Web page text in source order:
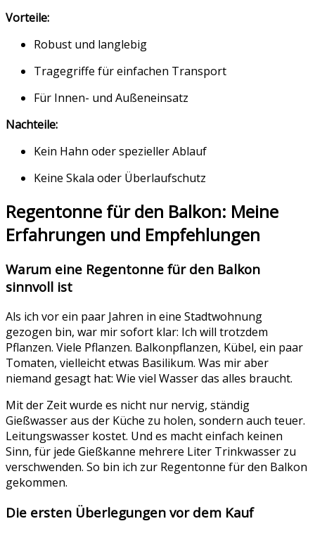
Vorteile:
Robust und langlebig
Tragegriffe für einfachen Transport
Für Innen- und Außeneinsatz
Nachteile:
Kein Hahn oder spezieller Ablauf
Keine Skala oder Überlaufschutz
Regentonne für den Balkon: Meine
Erfahrungen und Empfehlungen
Warum eine Regentonne für den Balkon
sinnvoll ist
Als ich vor ein paar Jahren in eine Stadtwohnung
gezogen bin, war mir sofort klar: Ich will trotzdem
Pflanzen. Viele Pflanzen. Balkonpflanzen, Kübel, ein paar
Tomaten, vielleicht etwas Basilikum. Was mir aber
niemand gesagt hat: Wie viel Wasser das alles braucht.
Mit der Zeit wurde es nicht nur nervig, ständig
Gießwasser aus der Küche zu holen, sondern auch teuer.
Leitungswasser kostet. Und es macht einfach keinen
Sinn, für jede Gießkanne mehrere Liter Trinkwasser zu
verschwenden. So bin ich zur Regentonne für den Balkon
gekommen.
Die ersten Überlegungen vor dem Kauf